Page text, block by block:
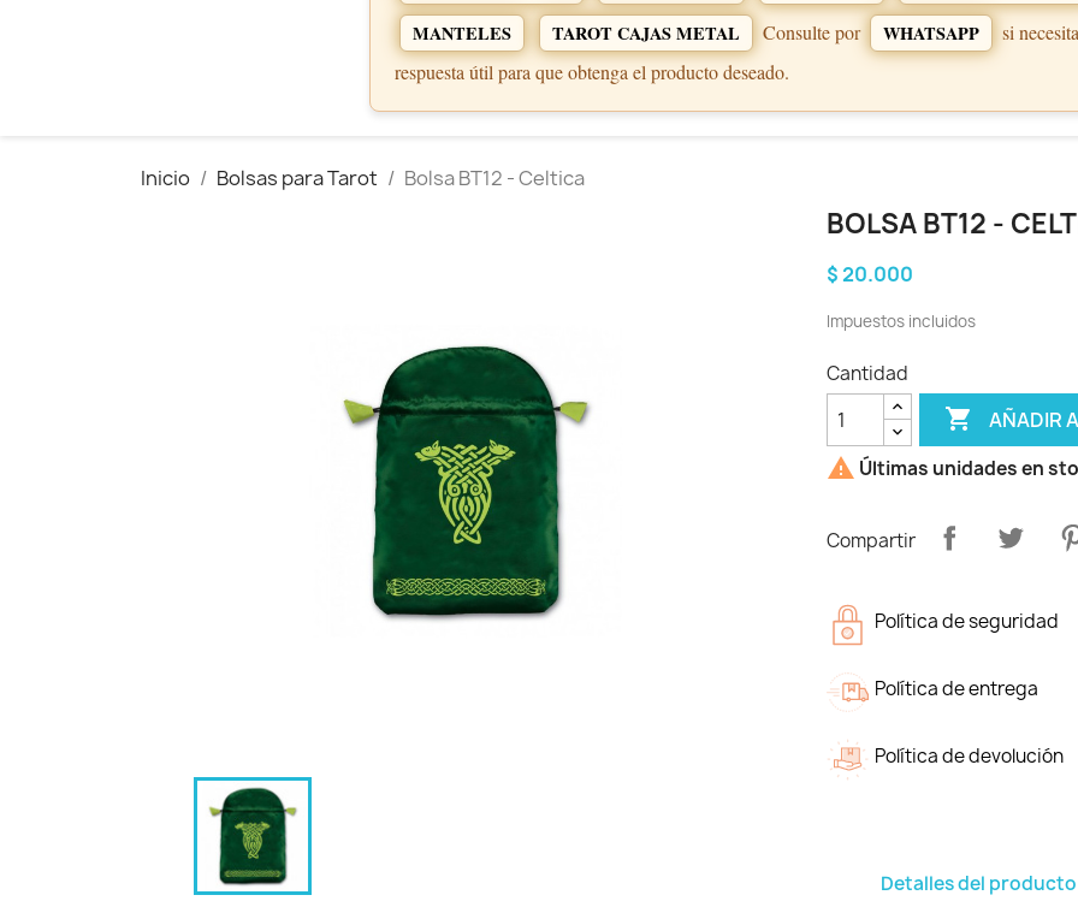
MANTELES
TAROT CAJAS METAL Consulte por WHATSAPP
si
respuesta útil para que obtenga el producto deseado.
Inicio Bolsas para Tarot Bolsa BT12 - Celtica
BOLSA BT12 -
$ 20.000
Impuestos incluidos
Cantidad
 AÑADIR
 Últimas unidades en
Compartir
Política de seguridad
Política de entrega
Política de devolución
Detalles del producto